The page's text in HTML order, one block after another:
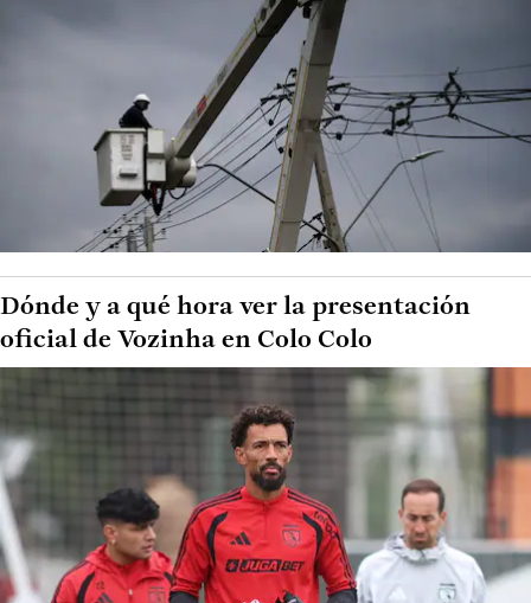
Dónde y a qué hora ver la presentación
oficial de Vozinha en Colo Colo